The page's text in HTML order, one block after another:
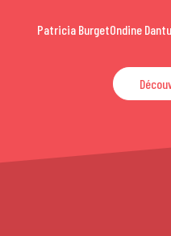
Patricia BurgetOndine